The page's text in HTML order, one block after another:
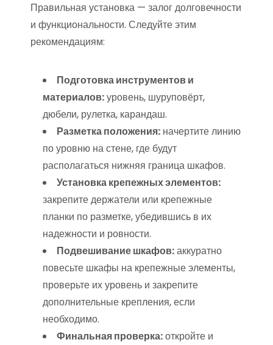
Правильная установка — залог долговечности
и функциональности. Следуйте этим
рекомендациям:
Подготовка инструментов и
материалов:уровень, шуруповёрт,
дюбели, рулетка, карандаш.
Разметка положения: начертите линию
по уровню на стене, где будут
располагаться нижняя граница шкафов.
Установка крепежных элементов:
закрепите держатели или крепежные
планки по разметке, убедившись в их
надежности и ровности.
Подвешивание шкафов:аккуратно
повесьте шкафы на крепежные элементы,
проверьте их уровень и закрепите
дополнительные крепления, если
необходимо.
Финальная проверка:откройте и